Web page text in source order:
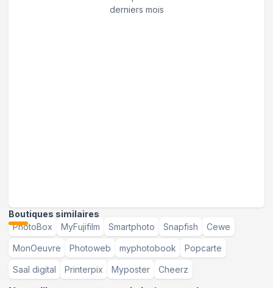
derniers mois
Boutiques similaires
PhotoBox
MyFujifilm Smartphoto Snapfish Cewe
MonOeuvre Photoweb myphotobook Popcarte
Saal digital Printerpix Myposter Cheerz